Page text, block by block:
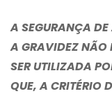
A SEGURANÇA
A GRAVIDEZ NÃO
SER UTILIZADA
QUE, A CRITÉRIO